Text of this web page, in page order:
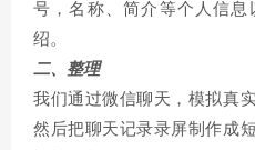
号，名称、简介等个人信
绍。
二、整理
我们通过微信聊天，模拟真
然后把聊天记录录屏制作成